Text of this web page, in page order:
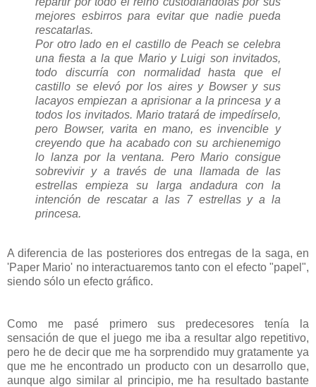
mejores esbirros para evitar que nadie pueda
rescatarlas.
Por otro lado en el castillo de Peach se celebra
una fiesta a la que Mario y Luigi son invitados,
todo discurría con normalidad hasta que el
castillo se elevó por los aires y Bowser y sus
lacayos empiezan a aprisionar a la princesa y a
todos los invitados. Mario tratará de impedírselo,
pero Bowser, varita en mano, es invencible y
creyendo que ha acabado con su archienemigo
lo lanza por la ventana. Pero Mario consigue
sobrevivir y a través de una llamada de las
estrellas empieza su larga andadura con la
intención de rescatar a las 7 estrellas y a la
princesa.
A diferencia de las posteriores dos entregas de la saga, en
'Paper Mario' no interactuaremos tanto con el efecto "papel",
siendo sólo un efecto gráfico.
Como me pasé primero sus predecesores tenía la
sensación de que el juego me iba a resultar algo repetitivo,
pero he de decir que me ha sorprendido muy gratamente ya
que me he encontrado un producto con un desarrollo que,
aunque algo similar al principio, me ha resultado bastante